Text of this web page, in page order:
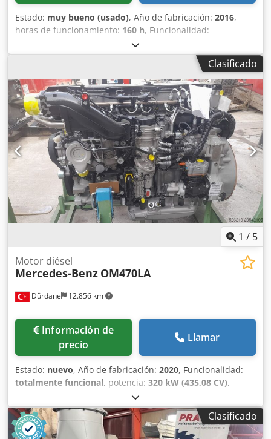
Estado: muy bueno (usado), Año de fabricación: 2016,
horas de funcionamiento: 160 h, Funcionalidad:
, potencia nominal (aparente):
kVA, Ofrecemos generador Atlas-Copco DTAS 1100 E – 110
kVA en buen estado Año de fabricación: 2016 Horas de
funcionamiento: 160 horas Combustible: Diésel Capacidad
del depósito: 1000 litros Impulsado por motor MTU.
Credpfx Asyy Dkaeicof Más detalles disponibles a petición,
el generador está disponible de inmediato.
Clasificado
1 / 5
Dürdane 12.856 km
Motor diésel
Mercedes-Benz OM470LA
Información de
precio
Llamar
Estado: nuevo, Año de fabricación: 2020, Funcionalidad:
totalmente funcional, potencia: 320 kW (435,08 CV),
Motor Mercedes-Benz OM 470 totalmente nuevo. Apto
para varias grúas. Consulte precio y otros motores
disponibles. Codpfx Asxw R Dxeicorf
Clasificado